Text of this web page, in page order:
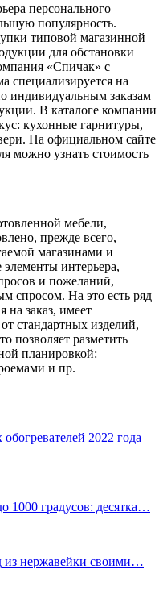
персонального
популярность.
типовой магазинной
для обстановки
«Спичак» с
специализируется на
индивидуальным заказам
В каталоге компании
кухонные гарнитуры,
На официальном сайте
можно узнать стоимость
мебели,
прежде всего,
магазинами и
интерьера,
и пожеланий,
спросом. На это есть ряд
на заказ, имеет
стандартных изделий,
позволяет разметить
планировкой:
и пр.
2022 года –
1000 градусов: десятка…
из нержавейки своими…